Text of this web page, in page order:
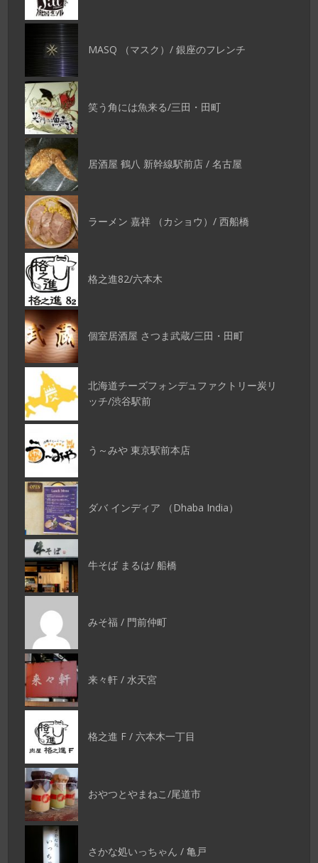
MASQ （マスク）/ 銀座のフレンチ
笑う角には魚来る/三田・田町
居酒屋 鶴八 新幹線駅前店 / 名古屋
ラーメン 嘉祥 （カショウ）/ 西船橋
格之進82/六本木
個室居酒屋 さつま武蔵/三田・田町
北海道チーズフォンデュファクトリー炭リ
ッチ/渋谷駅前
う～みや 東京駅前本店
ダバ インディア （Dhaba India）
牛そば まるは/ 船橋
みそ福 / 門前仲町
来々軒 / 水天宮
格之進 F / 六本木一丁目
おやつとやまねこ/尾道市
さかな処いっちゃん / 亀戸